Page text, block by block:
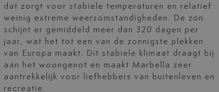
dat zorgt voor stabiele temperaturen en relatief
weinig extreme weersomstandigheden. De zon
schijnt er gemiddeld meer dan 320 dagen per
jaar, wat het tot een van de zonnigste plekken
van Europa maakt. Dit stabiele klimaat draagt bij
aan het woongenot en maakt Marbella zeer
aantrekkelijk voor liefhebbers van buitenleven en
recreatie.